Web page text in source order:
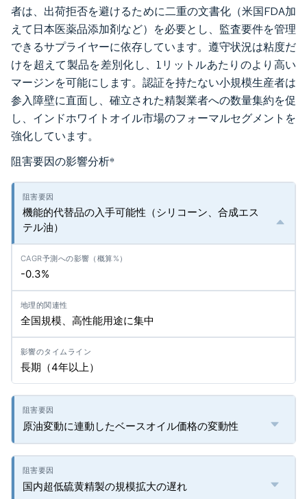
者は、出荷拒否を避けるために二重の文書化（米国FDA加
えて日本医薬品添加剤など）を必要とし、監査要件を管理
できるサプライヤーに依存しています。遵守状況は粘度だ
けを超えて製品を差別化し、1リットルあたりのより高い
マージンを可能にします。認証を持たない小規模生産者は
参入障壁に直面し、確立された精製業者への数量集約を促
し、インドホワイトオイル市場のフォーマルセグメントを
強化しています。
阻害要因の影響分析*
機能的代替品の入手可能性（シリコーン、合成エス
テル油）
-0.3%
全国規模、高性能用途に集中
長期（4年以上）
原油変動に連動したベースオイル価格の変動性
国内超低硫黄精製の規模拡大の遅れ